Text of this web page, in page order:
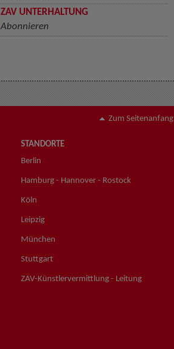
ZAV UNTERHALTUNG
Abonnieren
Zum Seitenanfang
STANDORTE
Berlin
Hamburg - Hannover - Rostock
Köln
Leipzig
München
Stuttgart
ZAV-Künstlervermittlung - Leitung